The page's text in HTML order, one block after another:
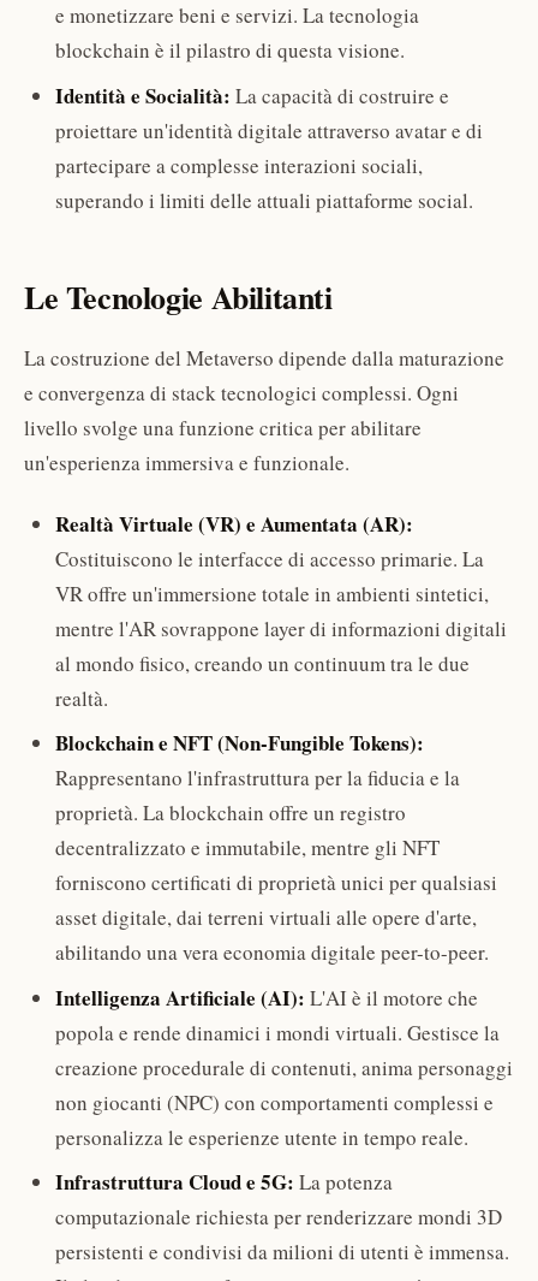
e monetizzare beni e servizi. La tecnologia
blockchain è il pilastro di questa visione.
Identità e Socialità: La capacità di costruire e
proiettare un'identità digitale attraverso avatar e di
partecipare a complesse interazioni sociali,
superando i limiti delle attuali piattaforme social.
Le Tecnologie Abilitanti
La costruzione del Metaverso dipende dalla maturazione
e convergenza di stack tecnologici complessi. Ogni
livello svolge una funzione critica per abilitare
un'esperienza immersiva e funzionale.
Realtà Virtuale (VR) e Aumentata (AR):
Costituiscono le interfacce di accesso primarie. La
VR offre un'immersione totale in ambienti sintetici,
mentre l'AR sovrappone layer di informazioni digitali
al mondo fisico, creando un continuum tra le due
realtà.
Blockchain e NFT (Non-Fungible Tokens):
Rappresentano l'infrastruttura per la fiducia e la
proprietà. La blockchain offre un registro
decentralizzato e immutabile, mentre gli NFT
forniscono certificati di proprietà unici per qualsiasi
asset digitale, dai terreni virtuali alle opere d'arte,
abilitando una vera economia digitale peer-to-peer.
Intelligenza Artificiale (AI): L'AI è il motore che
popola e rende dinamici i mondi virtuali. Gestisce la
creazione procedurale di contenuti, anima personaggi
non giocanti (NPC) con comportamenti complessi e
personalizza le esperienze utente in tempo reale.
Infrastruttura Cloud e 5G: La potenza
computazionale richiesta per renderizzare mondi 3D
persistenti e condivisi da milioni di utenti è immensa.